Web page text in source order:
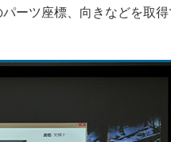
ーツ座標、向きなどを取